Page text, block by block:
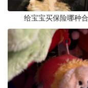
给宝宝买保险哪种